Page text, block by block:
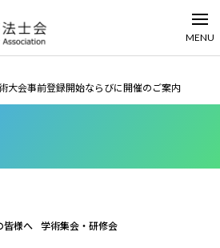
MENU
大会事前登録開始ならびに開催のご案内
皆様へ 学術集会・研修会